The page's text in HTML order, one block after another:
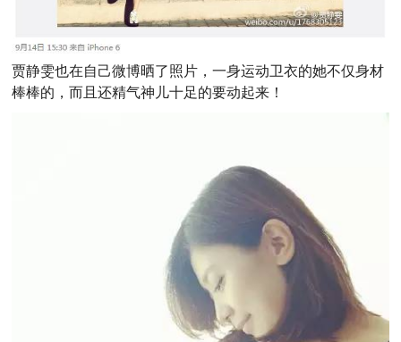
贾静雯也在自己微博晒了照片，一身运动卫衣的她不仅身材
棒棒的，而且还精气神儿十足的要动起来！